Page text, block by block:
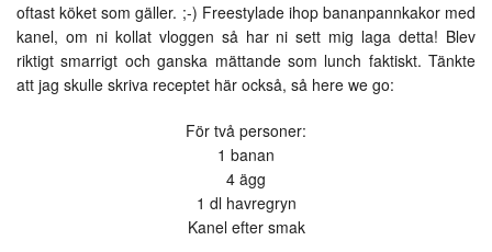
oftast köket som gäller. ;-) Freestylade ihop bananpannkakor med
kanel, om ni kollat vloggen så har ni sett mig laga detta! Blev
riktigt smarrigt och ganska mättande som lunch faktiskt. Tänkte
att jag skulle skriva receptet här också, så here we go:
För två personer:
1 banan
4 ägg
1 dl havregryn
Kanel efter smak